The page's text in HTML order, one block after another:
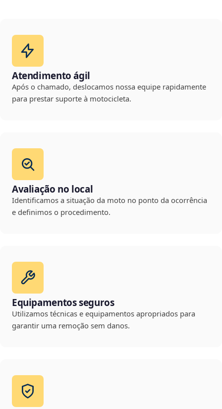
Atendimento ágil
Após o chamado, deslocamos nossa equipe rapidamente
para prestar suporte à motocicleta.
Avaliação no local
Identificamos a situação da moto no ponto da ocorrência
e definimos o procedimento.
Equipamentos seguros
Utilizamos técnicas e equipamentos apropriados para
garantir uma remoção sem danos.